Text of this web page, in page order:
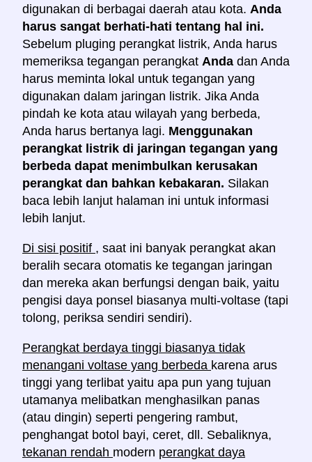
digunakan di berbagai daerah atau kota. Anda
harus sangat berhati-hati tentang hal ini.
Sebelum pluging perangkat listrik, Anda harus
memeriksa tegangan perangkat Anda dan Anda
harus meminta lokal untuk tegangan yang
digunakan dalam jaringan listrik. Jika Anda
pindah ke kota atau wilayah yang berbeda,
Anda harus bertanya lagi. Menggunakan
perangkat listrik di jaringan tegangan yang
berbeda dapat menimbulkan kerusakan
perangkat dan bahkan kebakaran. Silakan
baca lebih lanjut halaman ini untuk informasi
lebih lanjut.
Di sisi positif , saat ini banyak perangkat akan
beralih secara otomatis ke tegangan jaringan
dan mereka akan berfungsi dengan baik, yaitu
pengisi daya ponsel biasanya multi-voltase (tapi
tolong, periksa sendiri sendiri).
Perangkat berdaya tinggi biasanya tidak
menangani voltase yang berbeda karena arus
tinggi yang terlibat yaitu apa pun yang tujuan
utamanya melibatkan menghasilkan panas
(atau dingin) seperti pengering rambut,
penghangat botol bayi, ceret, dll. Sebaliknya,
tekanan rendah modern perangkat daya